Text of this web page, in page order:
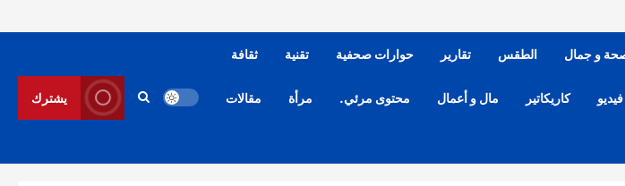
و جمال الطقس تقارير حوارات صحفية تقنية ثقافة
فيديو كاريكاتير مال و أعمال محتوى مرئي. مرأة مقالات يشترك